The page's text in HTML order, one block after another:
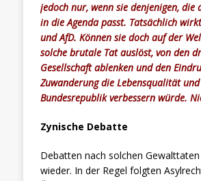
jedoch nur, wenn sie denjenigen,
in die Agenda passt. Tatsächlich
und AfD. Können sie doch auf der
solche brutale Tat auslöst, von den
Gesellschaft ablenken und den
Zuwanderung die Lebensqualität
Bundesrepublik verbessern würde.
Zynische Debatte
Debatten nach solchen
wieder. In der Regel folgten